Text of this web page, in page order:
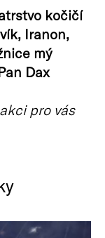
kočičí
Iranon,
mý
Dax
pro vás